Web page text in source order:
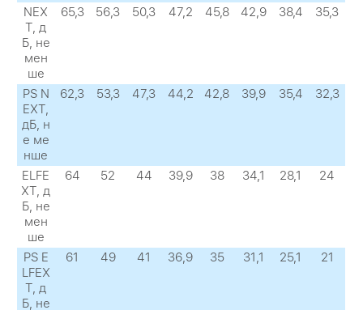
NEX
Т, д
Б, не
мен
ше
65,3 56,3 50,3 47,2 45,8 42,9 38,4 35,3
PS N
EXТ,
дБ, н
е ме
нше
62,3 53,3 47,3 44,2 42,8 39,9 35,4 32,3
ELFE
XТ, д
Б, не
мен
ше
64 52 44 39,9 38 34,1 28,1 24
PS E
LFEX
Т, д
Б, не
61 49 41 36,9 35 31,1 25,1 21